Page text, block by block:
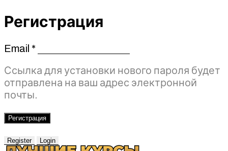
Регистрация
Email *Обязательно
Ссылка для установки нового пароля будет
отправлена ​​на ваш адрес электронной
почты.
Регистрация
Register Login